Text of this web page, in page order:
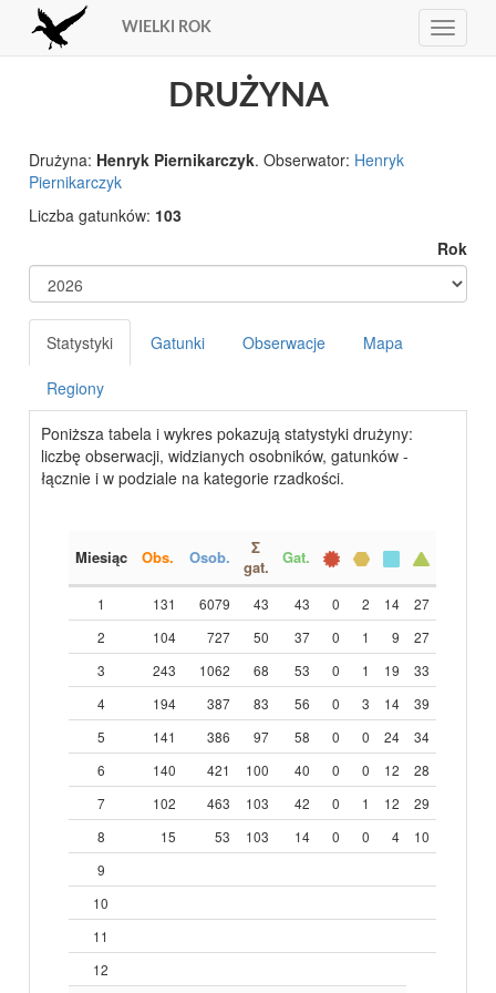
Toggle
WIELKI ROK
DRUŻYNA
Drużyna: Henryk Piernikarczyk. Obserwator: Henryk
Piernikarczyk
Liczba gatunków: 103
Rok
Statystyki Gatunki Obserwacje Mapa
Regiony
Poniższa tabela i wykres pokazują statystyki drużyny:
liczbę obserwacji, widzianych osobników, gatunków -
łącznie i w podziale na kategorie rzadkości.
Miesiąc Obs. Osob.
Σ
gat.
Gat.
1 131 6079 43 43 0 2 14
27
2
104 727 50 37 0 1 9
27
3
243 1062 68 53 0 1 19
33
4
194 387 83 56 0 3 14
39
5
141 386 97 58 0 0 24
34
6
140 421 100 40 0 0 12
28
7
102 463 103 42 0 1 12
29
8
15 53 103 14 0 0 4
10
9
10
11
12